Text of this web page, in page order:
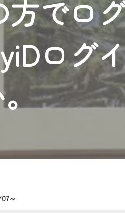
方でロ
ログ
～
部コンテンツを除き、
ジ※』へのログインが必要
たします。
となります。
種サービスをご利用頂くた
定できます。
も作成可能です）
はこちらから
聴いただけます。
テナンス作業を予定していま